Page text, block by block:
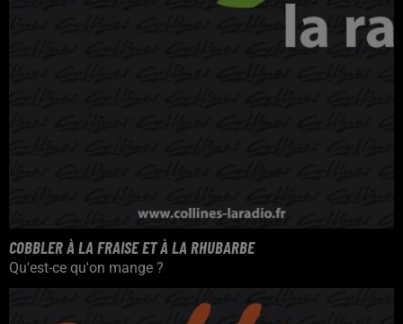
COBBLER À LA FRAISE ET À LA RHUBARBE
Qu'est-ce qu'on mange ?